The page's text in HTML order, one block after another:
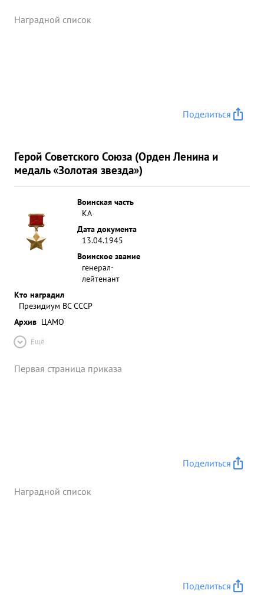
Наградной список
Поделиться
Герой Советского Союза (Орден Ленина и
медаль «Золотая звезда»)
Воинская часть
КА
Дата документа
13.04.1945
Воинское звание
генерал-
лейтенант
Кто наградил
Президиум ВС СССР
Архив ЦАМО
Ещё
Первая страница приказа
Поделиться
Наградной список
Поделиться